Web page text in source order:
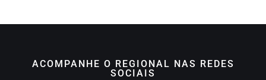
ACOMPANHE O REGIONAL NAS REDES
SOCIAIS